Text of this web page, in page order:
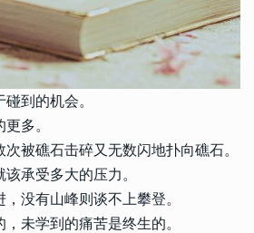
到的机会。
多。
被礁石击碎又无数闪地扑向礁石。
承受多大的压力。
没有山峰则谈不上攀登。
未学到的痛苦是终生的。